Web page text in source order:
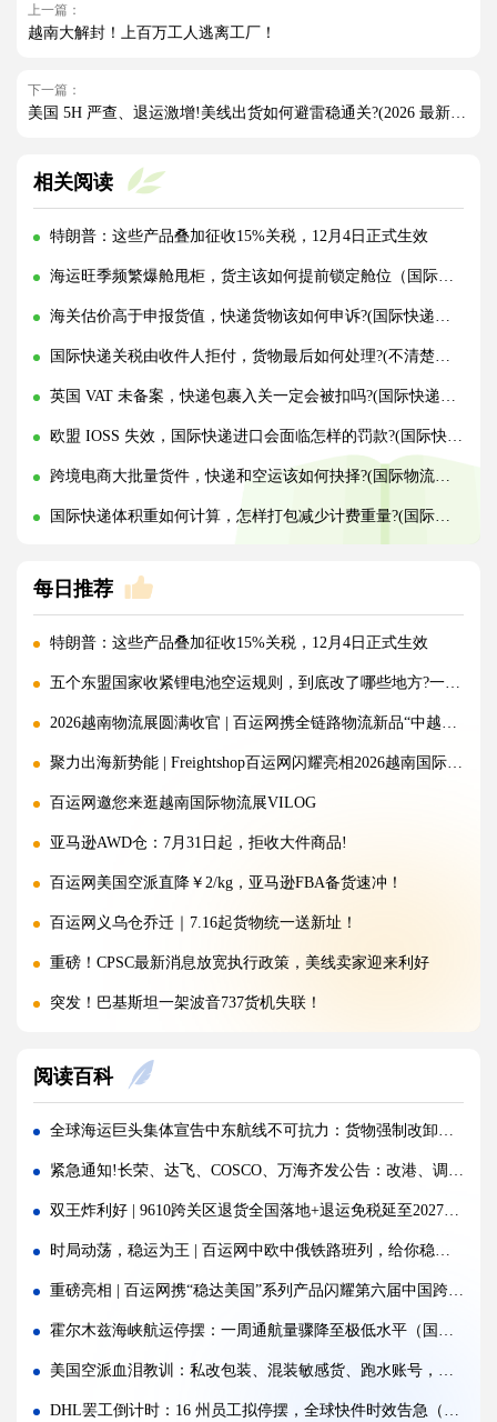
上一篇：
越南大解封！上百万工人逃离工厂！
下一篇：
相关阅读
特朗普：这些产品叠加征收15%关税，12月4日正式生效
海运旺季频繁爆舱甩柜，货主该如何提前锁定舱位（国际海运干货知识分享）
海关估价高于申报货值，快递货物该如何申诉?(国际快递干货知识分享)
国际快递关税由收件人拒付，货物最后如何处理?(不清楚的外贸人看过来)
英国 VAT 未备案，快递包裹入关一定会被扣吗?(国际快递干货知识分享)
欧盟 IOSS 失效，国际快递进口会面临怎样的罚款?(国际快递干货知识分享)
跨境电商大批量货件，快递和空运该如何抉择?(国际物流干货知识分享)
国际快递体积重如何计算，怎样打包减少计费重量?(国际快递干货知识分享)
每日推荐
特朗普：这些产品叠加征收15%关税，12月4日正式生效
五个东盟国家收紧锂电池空运规则，到底改了哪些地方?一文讲清!
2026越南物流展圆满收官 | 百运网携全链路物流新品“中越美专线”强势出圈！
聚力出海新势能 | Freightshop百运网闪耀亮相2026越南国际物流展
百运网邀您来逛越南国际物流展VILOG
亚马逊AWD仓：7月31日起，拒收大件商品!
百运网美国空派直降￥2/kg，亚马逊FBA备货速冲！
百运网义乌仓乔迁｜7.16起货物统一送新址！
重磅！CPSC最新消息放宽执行政策，美线卖家迎来利好
突发！巴基斯坦一架波音737货机失联！
海运价格九连涨，外贸企业称一周一涨扛不住!
警报!美国海关连发四道“封杀令”，你的货还能顺利进美国吗?
百运网邀您来上海双年展逛展领钱啦！
百运网端午假期不打烊，各仓收发货安排速看！
高光时刻 | 百运网携“稳达美国”系列产品闪耀亮相2026赛狐ERP跨境AI增长峰会
疯涨!海运巨头集体抬价，欧线一舱难求!外贸人如何破局？
蓄势扩容，焕新启航 | 百运网32000㎡全新标准化仓库正式启用！
假期不打烊 | 百运网运作中心五一假期照常接单入库，守护每一份跨境托付！
炸了！欧盟疯狂翻旧账，4000批国货被扣，涉案超11亿
阅读百科
全球海运巨头集体宣告中东航线不可抗力：货物强制改卸，费用与风险全由货主承担
紧急通知!长荣、达飞、COSCO、万海齐发公告：改港、调航!所有费用风险全由客户自担！
双王炸利好 | 9610跨关区退货全国落地+退运免税延至2027，真金白银减负
时局动荡，稳运为王 | 百运网中欧中俄铁路班列，给你稳稳的安全感！
重磅亮相 | 百运网携“稳达美国”系列产品闪耀第六届中国跨境电商交易会，新客免单福利来袭！
霍尔木兹海峡航运停摆：一周通航量骤降至极低水平（国际海运新闻资讯）
美国空派血泪教训：私改包装、混装敏感货、跑水账号，千万别碰！
DHL罢工倒计时：16 州员工拟停摆，全球快件时效告急（国际快递新闻资讯）